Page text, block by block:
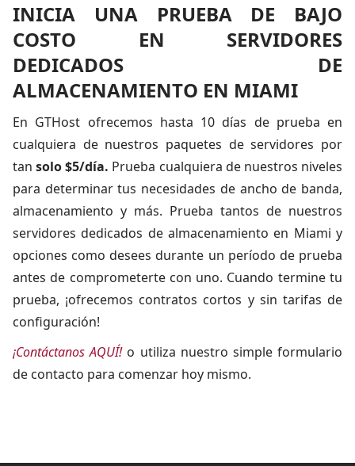
INICIA UNA PRUEBA DE BAJO
COSTO EN SERVIDORES
DEDICADOS DE
ALMACENAMIENTO EN MIAMI
En GTHost ofrecemos hasta 10 días de prueba en
cualquiera de nuestros paquetes de servidores por
tansolo $5/día. Prueba cualquiera de nuestros niveles
para determinar tus necesidades de ancho de banda,
almacenamiento y más. Prueba tantos de nuestros
servidores dedicados de almacenamiento en Miami y
opciones como desees durante un período de prueba
antes de comprometerte con uno. Cuando termine tu
prueba, ¡ofrecemos contratos cortos y sin tarifas de
configuración!
¡Contáctanos AQUÍ!o utiliza nuestro simple formulario
de contacto para comenzar hoy mismo.